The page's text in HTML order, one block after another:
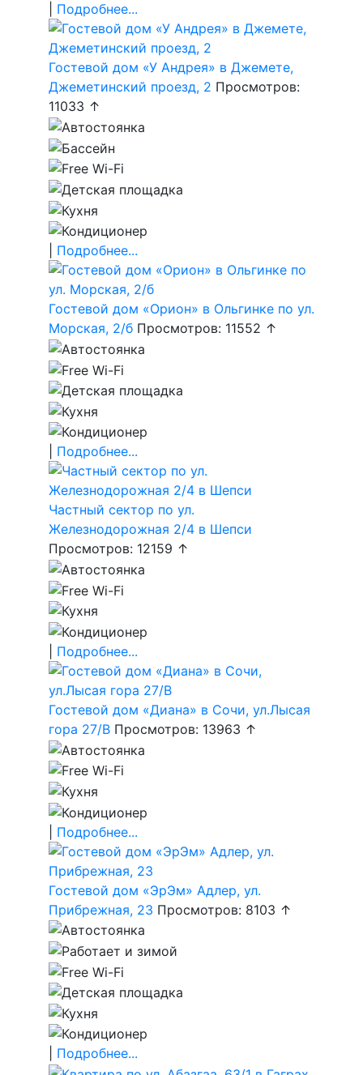
Подробнее...
Гостевой дом «У Андрея» в Джемете,
Джеметинский проезд, 2 Просмотров:
11033 ↑
Подробнее...
Гостевой дом «Орион» в Ольгинке по ул.
Морская, 2/б Просмотров: 11552 ↑
Подробнее...
Частный сектор по ул.
Железнодорожная 2/4 в Шепси
Просмотров: 12159 ↑
Подробнее...
Гостевой дом «Диана» в Сочи, ул.Лысая
гора 27/В Просмотров: 13963 ↑
Подробнее...
Гостевой дом «ЭрЭм» Адлер, ул.
Прибрежная, 23 Просмотров: 8103 ↑
Подробнее...